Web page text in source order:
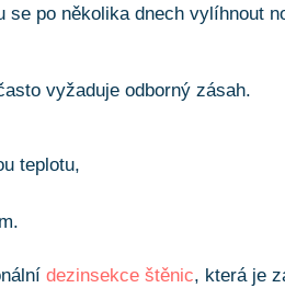
se po několika dnech vylíhnout
vyžaduje odborný zásah.
teplotu,
dezinsekce štěnic, která je